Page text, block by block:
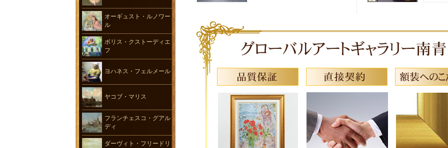
オーギュスト・ルノワー
ル
ボリス・クストーディエ
フ
ヨハネス・フェルメール
ヤコブ・マリス
フランチェスコ・グアル
ディ
ダーヴィト・フリードリ